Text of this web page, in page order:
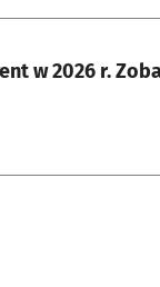
w 2026 r.